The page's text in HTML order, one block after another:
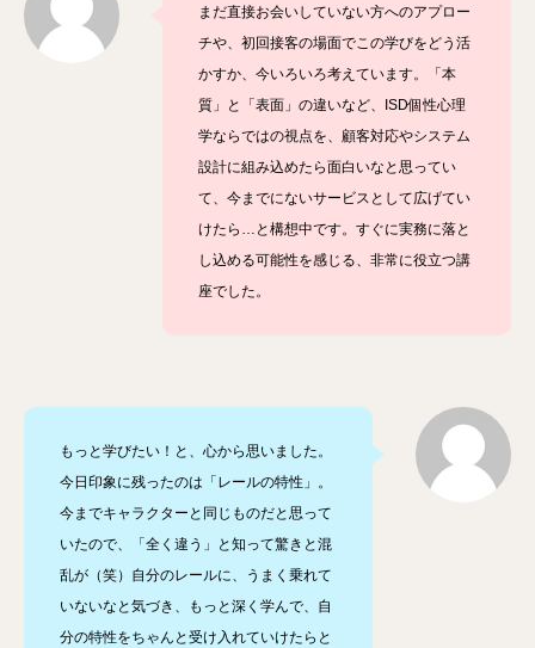
まだ直接お会いしていない方へのアプロー
チや、初回接客の場面でこの学びをどう活
かすか、今いろいろ考えています。「本
質」と「表面」の違いなど、ISD個性心理
学ならではの視点を、顧客対応やシステム
設計に組み込めたら面白いなと思ってい
て、今までにないサービスとして広げてい
けたら…と構想中です。すぐに実務に落と
し込める可能性を感じる、非常に役立つ講
座でした。
もっと学びたい！と、心から思いました。
今日印象に残ったのは「レールの特性」。
今までキャラクターと同じものだと思って
いたので、「全く違う」と知って驚きと混
乱が（笑）自分のレールに、うまく乗れて
いないなと気づき、もっと深く学んで、自
分の特性をちゃんと受け入れていけたらと